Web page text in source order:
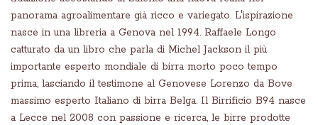
panorama agroalimentare già ricco e variegato. L'ispirazione
nasce in una libreria a Genova nel 1994. Raffaele Longo
catturato da un libro che parla di Michel Jackson il più
importante esperto mondiale di birra morto poco tempo
prima, lasciando il testimone al Genovese Lorenzo da Bove
massimo esperto Italiano di birra Belga. Il Birrificio B94 nasce
a Lecce nel 2008 con passione e ricerca, le birre prodotte